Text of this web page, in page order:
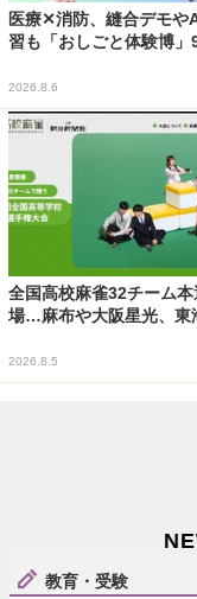
医療✕消防、縫合デモや
習も「おしごと体験博」
2026.8.6
全国高校麻雀32チーム本
場…麻布や大阪星光、東
2026.8.5
教育・受験